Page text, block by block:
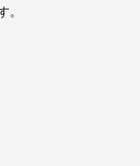
。